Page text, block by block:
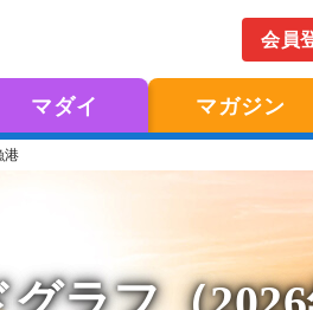
会員
マダイ マガジン
港